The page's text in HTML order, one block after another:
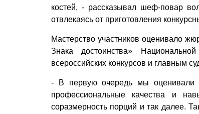
костей, - рассказывал шеф-повар
отвлекаясь от приготовления
Мастерство участников оценивало
Знака достоинства»
всероссийских конкурсов и главным
- В первую очередь мы оценивали
профессиональные качества и
соразмерность порций и так далее.